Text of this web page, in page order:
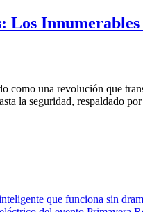
Los
como una revolución que
la seguridad, respaldado
que funciona sin